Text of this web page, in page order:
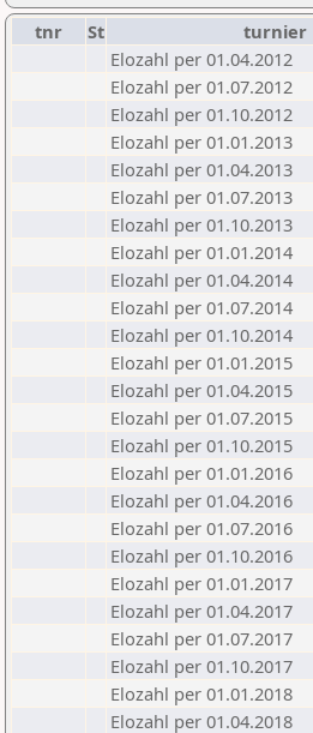
tnr St turnier
Elozahl per 01.04.2012
Elozahl per 01.07.2012
Elozahl per 01.10.2012
Elozahl per 01.01.2013
Elozahl per 01.04.2013
Elozahl per 01.07.2013
Elozahl per 01.10.2013
Elozahl per 01.01.2014
Elozahl per 01.04.2014
Elozahl per 01.07.2014
Elozahl per 01.10.2014
Elozahl per 01.01.2015
Elozahl per 01.04.2015
Elozahl per 01.07.2015
Elozahl per 01.10.2015
Elozahl per 01.01.2016
Elozahl per 01.04.2016
Elozahl per 01.07.2016
Elozahl per 01.10.2016
Elozahl per 01.01.2017
Elozahl per 01.04.2017
Elozahl per 01.07.2017
Elozahl per 01.10.2017
Elozahl per 01.01.2018
Elozahl per 01.04.2018